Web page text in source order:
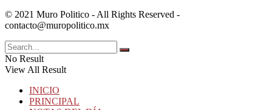
© 2021 Muro Politico - All Rights Reserved -
contacto@muropolitico.mx
No Result
View All Result
INICIO
PRINCIPAL